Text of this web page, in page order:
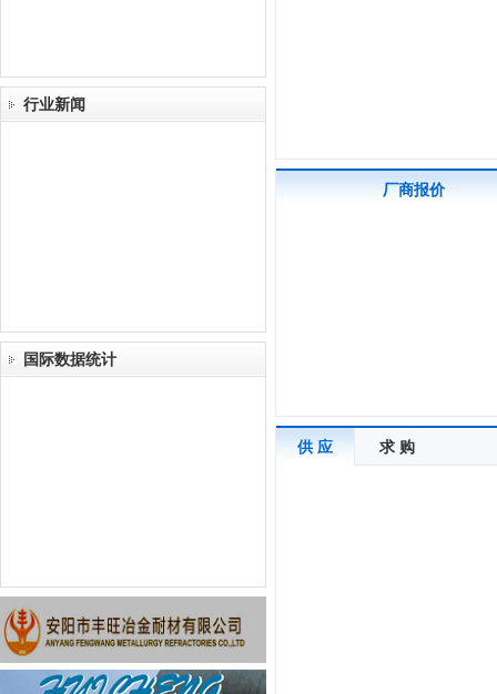
行业新闻
国际数据统计
厂商报价
供 应 求 购